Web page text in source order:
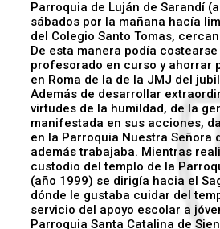
Parroquia de Luján de Sarandí
sábados por la mañana hacía
del Colegio Santo Tomas,
De esta manera podía costearse
profesorado en curso y ahorrar
en Roma de la de la JMJ del
Además de desarrollar
virtudes de la humildad, de la
manifestada en sus acciones,
en la Parroquia Nuestra Señora
además trabajaba. Mientras
custodio del templo de la
(año 1999) se dirigía hacia el
dónde le gustaba cuidar del
servicio del apoyo escolar a
Parroquia Santa Catalina de